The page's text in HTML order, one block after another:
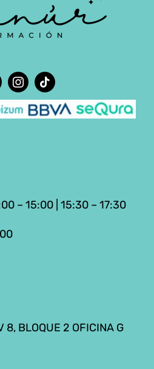
– 15:00 | 15:30 – 17:30
8, BLOQUE 2 OFICINA G